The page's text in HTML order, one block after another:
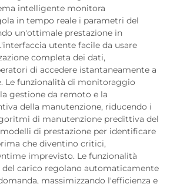
intelligente monitora
in tempo reale i parametri del
un'ottimale prestazione in
utente facile da usare
completa dei dati,
di accedere istantaneamente a
Le funzionalità di monitoraggio
gestione da remoto e la
della manutenzione, riducendo i
di manutenzione predittiva del
di prestazione per identificare
che diventino critici,
imprevisto. Le funzionalità
del carico regolano automaticamente
massimizzando l'efficienza e